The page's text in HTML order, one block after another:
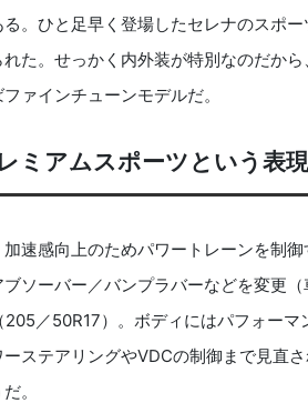
。ひと足早く登場したセレナのスポー
た。せっかく内外装が特別なのだか
ァインチューンモデルだ。
ミアムスポーツという表
速感向上のためパワートレーンを制御
ソーバー／バンプラバーなどを変更
／50R17）。ボディにはパフォーマ
ステアリングやVDCの制御まで見直
。